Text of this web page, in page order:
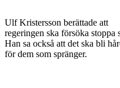
Ulf Kristersson berättade att
regeringen ska försöka stoppa
Han sa också att det ska bli
för dem som spränger.